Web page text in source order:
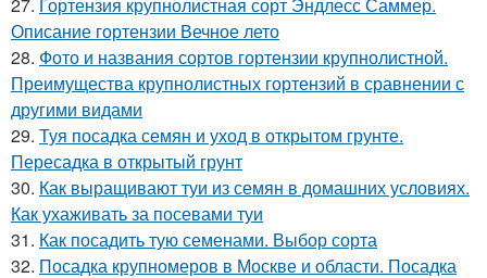
Описание гортензии Вечное лето
28. Фото и названия сортов гортензии крупнолистной.
Преимущества крупнолистных гортензий в сравнении с
другими видами
29. Туя посадка семян и уход в открытом грунте.
Пересадка в открытый грунт
30. Как выращивают туи из семян в домашних условиях.
Как ухаживать за посевами туи
31. Как посадить тую семенами. Выбор сорта
32. Посадка крупномеров в Москве и области. Посадка